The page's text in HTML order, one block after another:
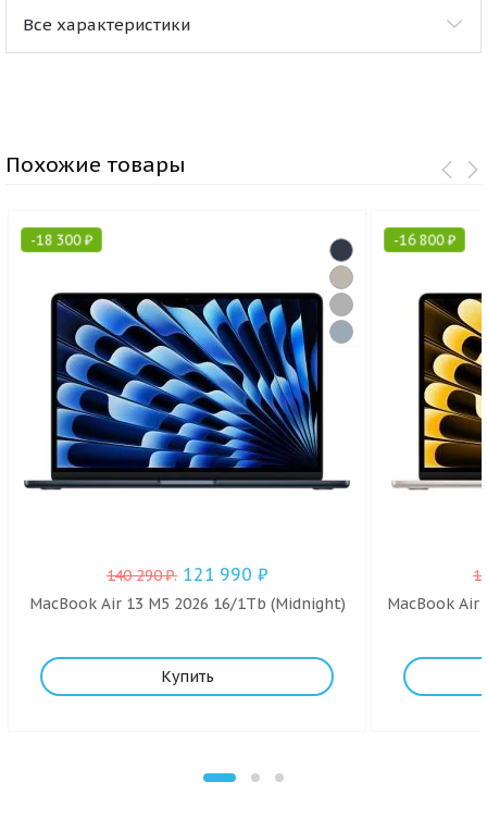
Все характеристики
Похожие товары
-18 300₽
140 290₽. 121 990 ₽
MacBook Air 13 M5 2026 16/1Tb (Midnight)
Купить
-16 800₽
MacBook Air